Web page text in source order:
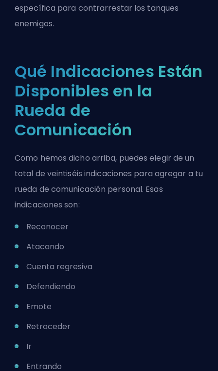
específica para contrarrestar los tanques
enemigos.
Qué Indicaciones Están
Disponibles en la
Rueda de
Comunicación
Como hemos dicho arriba, puedes elegir de un
total de veintiséis indicaciones para agregar a tu
rueda de comunicación personal. Esas
indicaciones son:
Reconocer
Atacando
Cuenta regresiva
Defendiendo
Emote
Retroceder
Ir
Entrando